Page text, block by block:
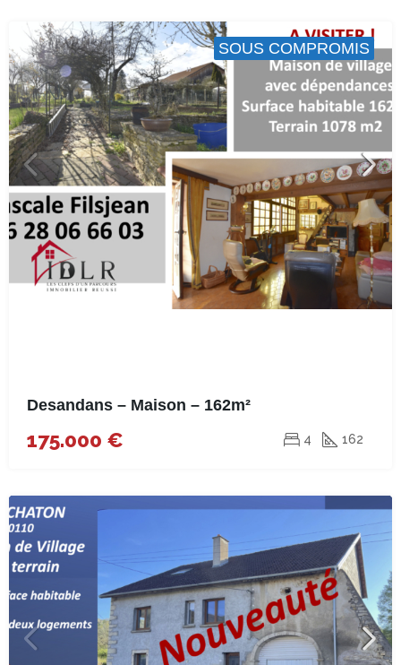
SOUS COMPROMIS
Desandans – Maison – 162m²
175.000 € 4 162